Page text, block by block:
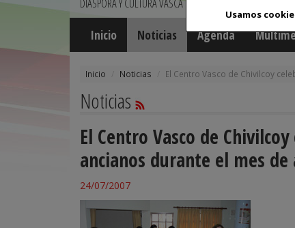
Usamos
Inicio Noticias Agenda
Inicio Noticias El Centro Vasco de Chivilcoy
Noticias
El Centro Vasco de
ancianos durante el mes de
24/07/2007